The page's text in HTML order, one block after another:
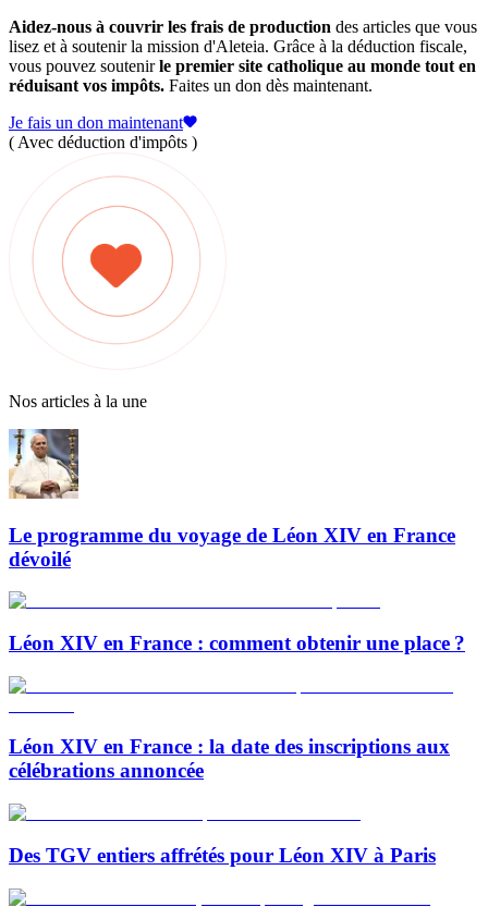
Aidez-nous à couvrir les frais de production des articles que vous
lisez et à soutenir la mission d'Aleteia. Grâce à la déduction fiscale,
vous pouvez soutenirle premier site catholique au monde tout en
réduisant vos impôts. Faites un don dès maintenant.
Je fais un don maintenant
( Avec déduction d'impôts )
Nos articles à la une
Le programme du voyage de Léon XIV en France
dévoilé
Léon XIV en France : comment obtenir une place ?
Léon XIV en France : la date des inscriptions aux
célébrations annoncée
Des TGV entiers affrétés pour Léon XIV à Paris